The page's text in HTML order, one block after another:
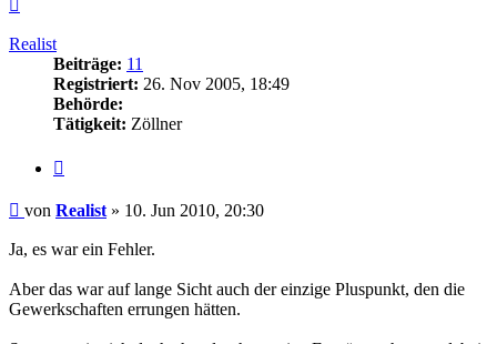
Realist
Beiträge: 11
Registriert: 26. Nov 2005, 18:49
Behörde:
Tätigkeit: Zöllner
Beitrag
von Realist » 10. Jun 2010, 20:30
Ja, es war ein Fehler.
Aber das war auf lange Sicht auch der einzige Pluspunkt, den die
Gewerkschaften errungen hätten.